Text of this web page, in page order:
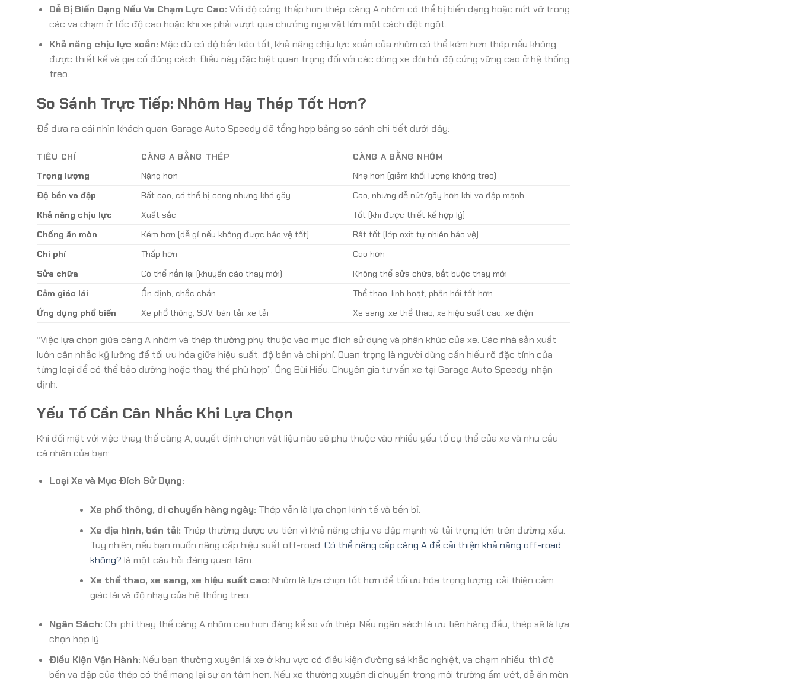
Dễ Bị Biến Dạng Nếu Va Chạm Lực Cao: Với độ cứng thấp hơn thép, càng A nhôm có thể bị biến dạng hoặc nứt vỡ trong
các va chạm ở tốc độ cao hoặc khi xe phải vượt qua chướng ngại vật lớn một cách đột ngột.
Khả năng chịu lực xoắn: Mặc dù có độ bền kéo tốt, khả năng chịu lực xoắn của nhôm có thể kém hơn thép nếu không
được thiết kế và gia cố đúng cách. Điều này đặc biệt quan trọng đối với các dòng xe đòi hỏi độ cứng vững cao ở hệ thống
treo.
So Sánh Trực Tiếp: Nhôm Hay Thép Tốt Hơn?
Để đưa ra cái nhìn khách quan, Garage Auto Speedy đã tổng hợp bảng so sánh chi tiết dưới đây:
TIÊU CHÍ CÀNG A BẰNG THÉP
CÀNG A BẰNG NHÔM
Trọng lượng
Nặng hơn
Nhẹ hơn (giảm khối lượng không treo)
Độ bền va đập
Rất cao, có thể bị cong nhưng khó gãy
Cao, nhưng dễ nứt/gãy hơn khi va đập mạnh
Khả năng chịu lực
Xuất sắc
Tốt (khi được thiết kế hợp lý)
Chống ăn mòn
Kém hơn (dễ gỉ nếu không được bảo vệ tốt)
Rất tốt (lớp oxit tự nhiên bảo vệ)
Chi phí
Thấp hơn
Cao hơn
Sửa chữa
Có thể nắn lại (khuyến cáo thay mới)
Không thể sửa chữa, bắt buộc thay mới
Cảm giác lái
Ổn định, chắc chắn
Thể thao, linh hoạt, phản hồi tốt hơn
Ứng dụng phổ biến
Xe phổ thông, SUV, bán tải, xe tải Xe sang, xe thể thao, xe hiệu suất cao, xe điện
“Việc lựa chọn giữa càng A nhôm và thép thường phụ thuộc vào mục đích sử dụng và phân khúc của xe. Các nhà sản xuất
luôn cân nhắc kỹ lưỡng để tối ưu hóa giữa hiệu suất, độ bền và chi phí. Quan trọng là người dùng cần hiểu rõ đặc tính của
từng loại để có thể bảo dưỡng hoặc thay thế phù hợp”, Ông Bùi Hiếu, Chuyên gia tư vấn xe tại Garage Auto Speedy, nhận
định.
Yếu Tố Cần Cân Nhắc Khi Lựa Chọn
Khi đối mặt với việc thay thế càng A, quyết định chọn vật liệu nào sẽ phụ thuộc vào nhiều yếu tố cụ thể của xe và nhu cầu
cá nhân của bạn:
Loại Xe và Mục Đích Sử Dụng:
Xe phổ thông, di chuyển hàng ngày: Thép vẫn là lựa chọn kinh tế và bền bỉ.
Xe địa hình, bán tải: Thép thường được ưu tiên vì khả năng chịu va đập mạnh và tải trọng lớn trên đường xấu.
Tuy nhiên, nếu bạn muốn nâng cấp hiệu suất off-road, Có thể nâng cấp càng A để cải thiện khả năng off-road
không? là một câu hỏi đáng quan tâm.
Xe thể thao, xe sang, xe hiệu suất cao: Nhôm là lựa chọn tốt hơn để tối ưu hóa trọng lượng, cải thiện cảm
giác lái và độ nhạy của hệ thống treo.
Ngân Sách: Chi phí thay thế càng A nhôm cao hơn đáng kể so với thép. Nếu ngân sách là ưu tiên hàng đầu, thép sẽ là lựa
chọn hợp lý.
Điều Kiện Vận Hành: Nếu bạn thường xuyên lái xe ở khu vực có điều kiện đường sá khắc nghiệt, va chạm nhiều, thì độ
bền va đập của thép có thể mang lại sự an tâm hơn. Nếu xe thường xuyên di chuyển trong môi trường ẩm ướt, dễ ăn mòn